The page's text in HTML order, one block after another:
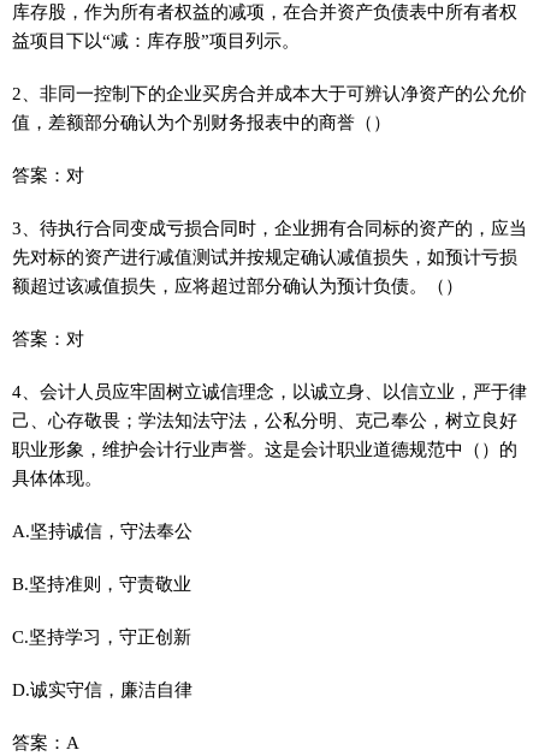
库存股，作为所有者权益的减项，在合并资产负债表中所有者权
益项目下以“减：库存股”项目列示。
2、非同一控制下的企业买房合并成本大于可辨认净资产的公允价
值，差额部分确认为个别财务报表中的商誉（）
答案：对
3、待执行合同变成亏损合同时，企业拥有合同标的资产的，应当
先对标的资产进行减值测试并按规定确认减值损失，如预计亏损
额超过该减值损失，应将超过部分确认为预计负债。（）
答案：对
4、会计人员应牢固树立诚信理念，以诚立身、以信立业，严于律
己、心存敬畏；学法知法守法，公私分明、克己奉公，树立良好
职业形象，维护会计行业声誉。这是会计职业道德规范中（）的
具体体现。
A.坚持诚信，守法奉公
B.坚持准则，守责敬业
C.坚持学习，守正创新
D.诚实守信，廉洁自律
答案：A